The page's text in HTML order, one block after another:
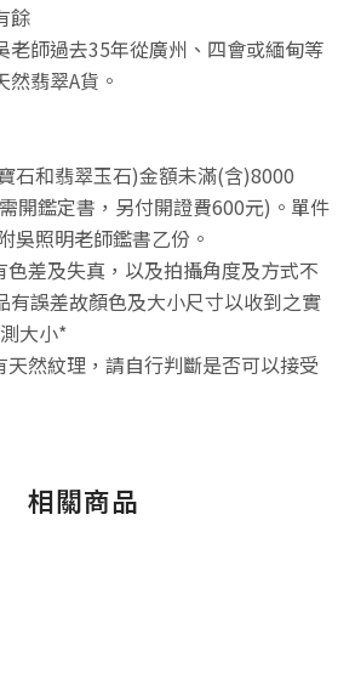
餘
老師過去35年從廣州、四會或緬甸等
翡翠A貨。
石和翡翠玉石)金額未滿(含)8000
開鑑定書，另付開證費600元)。單件
吳照明老師鑑書乙份。
差及失真，以及拍攝角度及方式不
有誤差故顏色及大小尺寸以收到之實
大小*
然紋理，請自行判斷是否可以接受
相關商品